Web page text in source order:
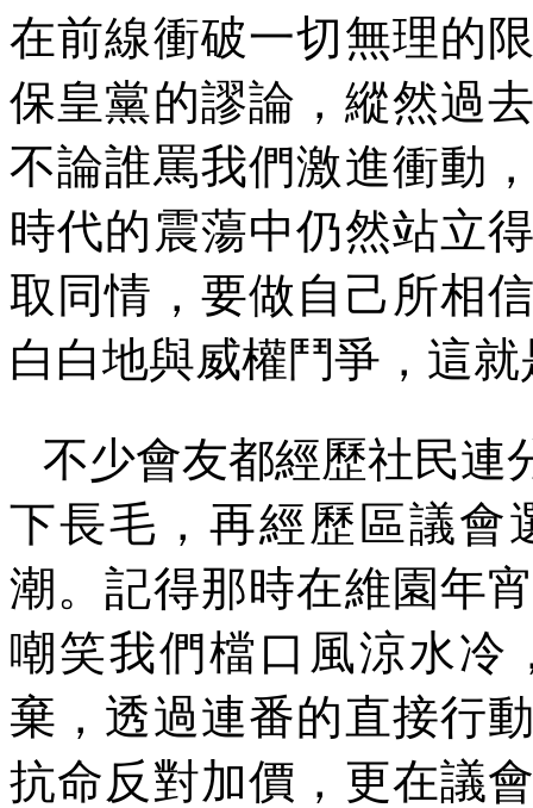
在前線衝破一切無理的
保皇黨的謬論，縱然過
不論誰罵我們激進衝動
時代的震蕩中仍然站立
取同情，要做自己所相
白白地與威權鬥爭，這
不少會友都經歷社民連
下長毛，再經歷區議會
潮。記得那時在維園年
嘲笑我們檔口風涼水冷
棄，透過連番的直接行
抗命反對加價，更在議